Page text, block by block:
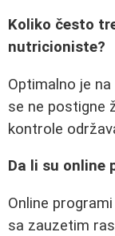
Koliko često
nutricioniste?
Optimalno je
se ne postigne
kontrole
Da li su online
Online
sa zauzetim